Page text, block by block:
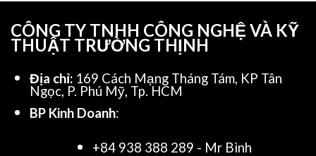
CÔNG TY TNHH CÔNG NGHỆ VÀ KỸ
THUẬT TRƯỜNG THỊNH
Địa chỉ: 169 Cách Mạng Tháng Tám, KP Tân
Ngọc, P. Phú Mỹ, Tp. HCM
BP Kinh Doanh:
+84 938 388 289 - Mr Bình